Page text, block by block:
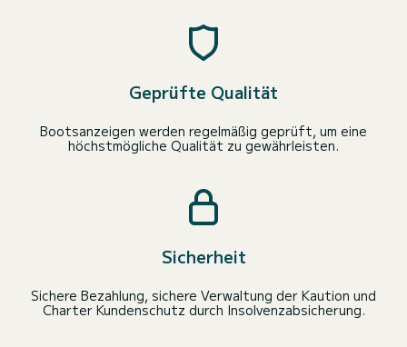
Geprüfte Qualität
Bootsanzeigen werden regelmäßig geprüft, um eine
höchstmögliche Qualität zu gewährleisten.
Sicherheit
Sichere Bezahlung, sichere Verwaltung der Kaution und
Charter Kundenschutz durch Insolvenzabsicherung.